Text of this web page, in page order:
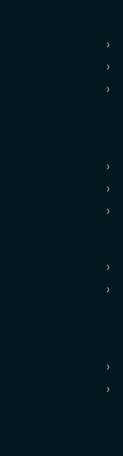
›
›
›
›
›
›
›
›
›
›